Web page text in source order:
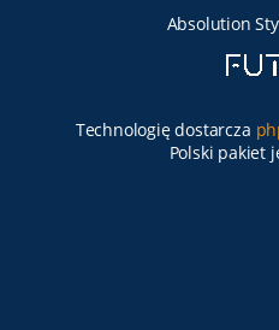
Absolution
Technologię dostarcza
Polski pakiet